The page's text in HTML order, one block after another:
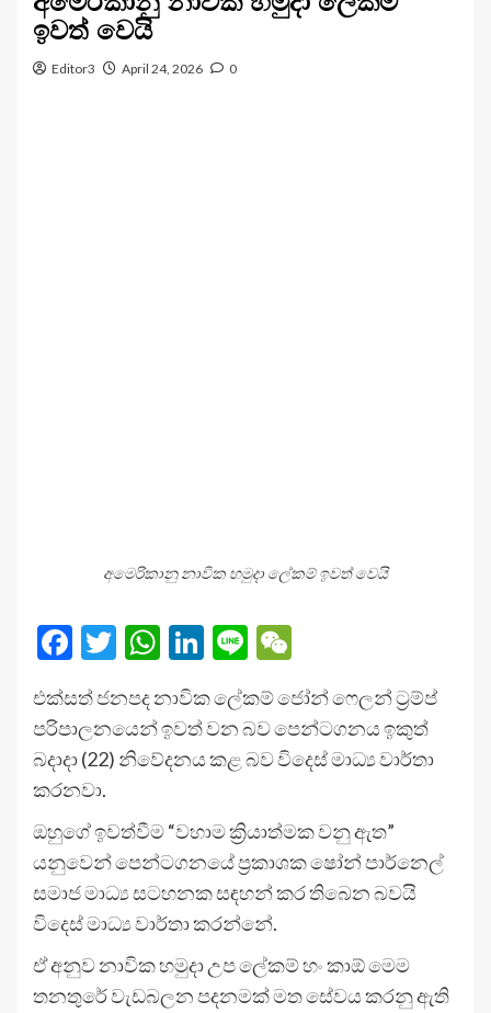
ඉවත් වෙයි
Editor3 April 24, 2026 0
අමෙරිකානු නාවික හමුදා ලේකම් ඉවත් වෙයි
Facebook
Twitter
WhatsApp
LinkedIn
Line
එක්සත් ජනපද නාවික ලේකම් ජෝන් ෆෙලන් ට්‍රම්ප්
පරිපාලනයෙන් ඉවත් වන බව පෙන්ටගනය ඉකුත්
බදාදා (22) නිවේදනය කළ බව විදෙස් මාධ්‍ය වාර්තා
කරනවා.
ඔහුගේ ඉවත්වීම “වහාම ක්‍රියාත්මක වනු ඇත”
යනුවෙන් පෙන්ටගනයේ ප්‍රකාශක ෂෝන් පාර්නෙල්
සමාජ මාධ්‍ය සටහනක සඳහන් කර තිබෙන බවයි
විදෙස් මාධ්‍ය වාර්තා කරන්නේ.
ඒ අනුව නාවික හමුදා උප ලේකම් හං කාඕ මෙම
තනතුරේ වැඩබලන පදනමක් මත සේවය කරනු ඇති